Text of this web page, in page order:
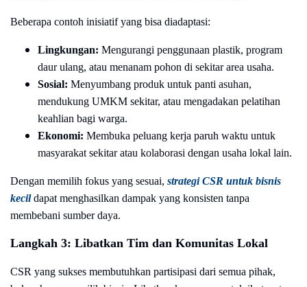
Beberapa contoh inisiatif yang bisa diadaptasi:
Lingkungan: Mengurangi penggunaan plastik, program
daur ulang, atau menanam pohon di sekitar area usaha.
Sosial: Menyumbang produk untuk panti asuhan,
mendukung UMKM sekitar, atau mengadakan pelatihan
keahlian bagi warga.
Ekonomi: Membuka peluang kerja paruh waktu untuk
masyarakat sekitar atau kolaborasi dengan usaha lokal lain.
Dengan memilih fokus yang sesuai, strategi CSR untuk bisnis
kecildapat menghasilkan dampak yang konsisten tanpa
membebani sumber daya.
Langkah 3: Libatkan Tim dan Komunitas Lokal
CSR yang sukses membutuhkan partisipasi dari semua pihak,